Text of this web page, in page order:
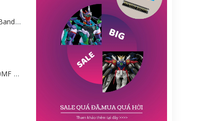
Mô hình Gundam Bandai HGGQ GFreD 1/144 [GDB] [BHG]
Mô hình Bandai 30MF Liber Wizard [GDB] [30MF]